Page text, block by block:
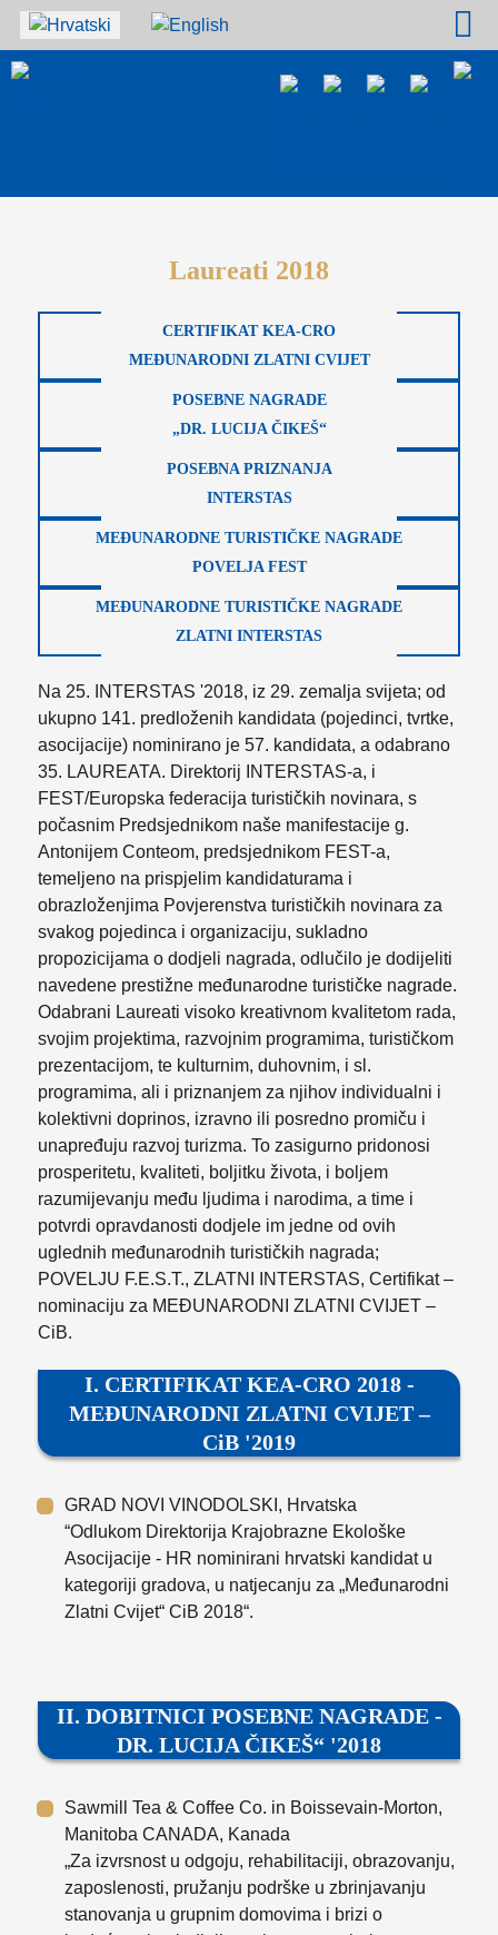
Odaberite svoj jezik
Laureati 2018
CERTIFIKAT KEA-CRO
MEĐUNARODNI ZLATNI CVIJET
POSEBNE NAGRADE
„DR. LUCIJA ČIKEŠ“
POSEBNA PRIZNANJA
INTERSTAS
MEĐUNARODNE TURISTIČKE NAGRADE
POVELJA FEST
MEĐUNARODNE TURISTIČKE NAGRADE
ZLATNI INTERSTAS
Na 25. INTERSTAS '2018, iz 29. zemalja svijeta; od
ukupno 141. predloženih kandidata (pojedinci, tvrtke,
asocijacije) nominirano je 57. kandidata, a odabrano
35. LAUREATA. Direktorij INTERSTAS-a, i
FEST/Europska federacija turističkih novinara, s
počasnim Predsjednikom naše manifestacije g.
Antonijem Conteom, predsjednikom FEST-a,
temeljeno na prispjelim kandidaturama i
obrazloženjima Povjerenstva turističkih novinara za
svakog pojedinca i organizaciju, sukladno
propozicijama o dodjeli nagrada, odlučilo je dodijeliti
navedene prestižne međunarodne turističke nagrade.
Odabrani Laureati visoko kreativnom kvalitetom rada,
svojim projektima, razvojnim programima, turističkom
prezentacijom, te kulturnim, duhovnim, i sl.
programima, ali i priznanjem za njihov individualni i
kolektivni doprinos, izravno ili posredno promiču i
unapređuju razvoj turizma. To zasigurno pridonosi
prosperitetu, kvaliteti, boljitku života, i boljem
razumijevanju među ljudima i narodima, a time i
potvrdi opravdanosti dodjele im jedne od ovih
uglednih međunarodnih turističkih nagrada;
POVELJU F.E.S.T., ZLATNI INTERSTAS, Certifikat –
nominaciju za MEĐUNARODNI ZLATNI CVIJET –
CiB.
I. CERTIFIKAT KEA-CRO 2018 -
MEĐUNARODNI ZLATNI CVIJET –
CiB '2019
GRAD NOVI VINODOLSKI, Hrvatska
“Odlukom Direktorija Krajobrazne Ekološke
Asocijacije - HR nominirani hrvatski kandidat u
kategoriji gradova, u natjecanju za „Međunarodni
Zlatni Cvijet“ CiB 2018“.
II. DOBITNICI POSEBNE NAGRADE -
DR. LUCIJA ČIKEŠ“ '2018
Sawmill Tea & Coffee Co. in Boissevain-Morton,
Manitoba CANADA, Kanada
„Za izvrsnost u odgoju, rehabilitaciji, obrazovanju,
zaposlenosti, pružanju podrške u zbrinjavanju
stanovanja u grupnim domovima i brizi o